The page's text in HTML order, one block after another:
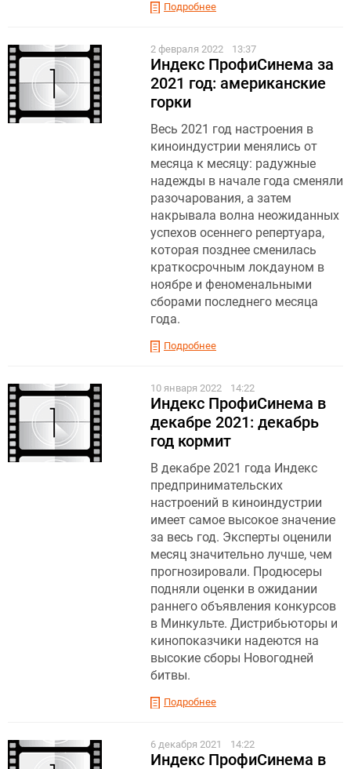
Подробнее
2 февраля 2022 13:37
Индекс ПрофиСинема за
2021 год: американские
горки
Весь 2021 год настроения в
киноиндустрии менялись от
месяца к месяцу: радужные
надежды в начале года сменяли
разочарования, а затем
накрывала волна неожиданных
успехов осеннего репертуара,
которая позднее сменилась
краткосрочным локдауном в
ноябре и феноменальными
сборами последнего месяца
года.
Подробнее
10 января 2022 14:22
Индекс ПрофиСинема в
декабре 2021: декабрь
год кормит
В декабре 2021 года Индекс
предпринимательских
настроений в киноиндустрии
имеет самое высокое значение
за весь год. Эксперты оценили
месяц значительно лучше, чем
прогнозировали. Продюсеры
подняли оценки в ожидании
раннего объявления конкурсов
в Минкульте. Дистрибьюторы и
кинопоказчики надеются на
высокие сборы Новогодней
битвы.
Подробнее
6 декабря 2021 14:22
Индекс ПрофиСинема в